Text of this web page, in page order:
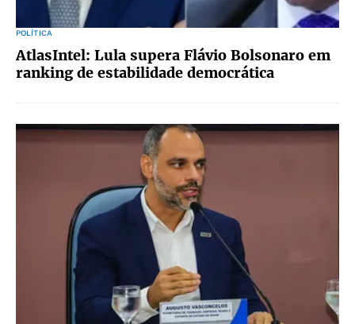
POLÍTICA
AtlasIntel: Lula supera Flávio Bolsonaro em
ranking de estabilidade democrática